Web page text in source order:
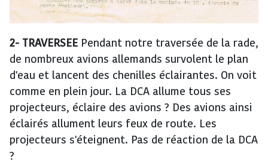
2- TRAVERSEE Pendant notre traversée de la rade,
de nombreux avions allemands survolent le plan
d'eau et lancent des chenilles éclairantes. On voit
comme en plein jour. La DCA allume tous ses
projecteurs, éclaire des avions ? Des avions ainsi
éclairés allument leurs feux de route. Les
projecteurs s'éteignent. Pas de réaction de la DCA
?